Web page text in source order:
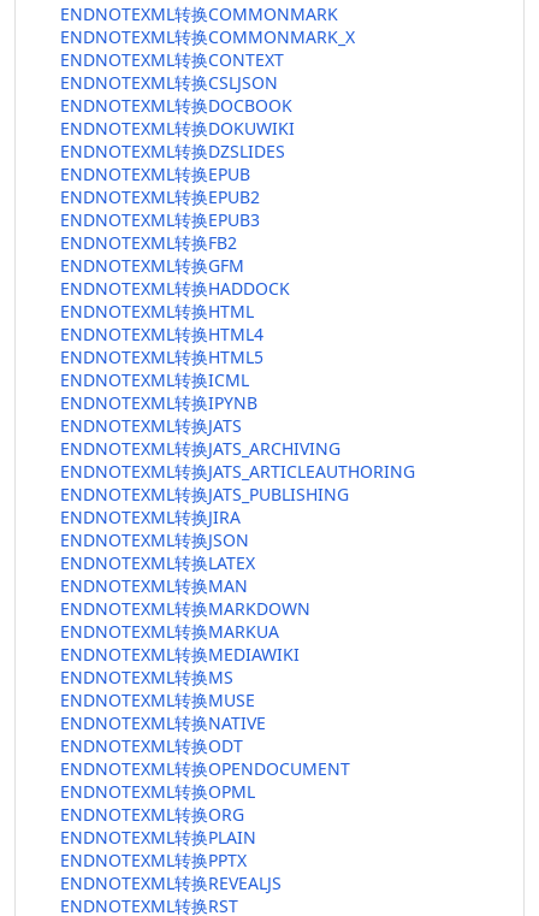
ENDNOTEXML转换COMMONMARK
ENDNOTEXML转换COMMONMARK_X
ENDNOTEXML转换CONTEXT
ENDNOTEXML转换CSLJSON
ENDNOTEXML转换DOCBOOK
ENDNOTEXML转换DOKUWIKI
ENDNOTEXML转换DZSLIDES
ENDNOTEXML转换EPUB
ENDNOTEXML转换EPUB2
ENDNOTEXML转换EPUB3
ENDNOTEXML转换FB2
ENDNOTEXML转换GFM
ENDNOTEXML转换HADDOCK
ENDNOTEXML转换HTML
ENDNOTEXML转换HTML4
ENDNOTEXML转换HTML5
ENDNOTEXML转换ICML
ENDNOTEXML转换IPYNB
ENDNOTEXML转换JATS
ENDNOTEXML转换JATS_ARCHIVING
ENDNOTEXML转换JATS_ARTICLEAUTHORING
ENDNOTEXML转换JATS_PUBLISHING
ENDNOTEXML转换JIRA
ENDNOTEXML转换JSON
ENDNOTEXML转换LATEX
ENDNOTEXML转换MAN
ENDNOTEXML转换MARKDOWN
ENDNOTEXML转换MARKUA
ENDNOTEXML转换MEDIAWIKI
ENDNOTEXML转换MS
ENDNOTEXML转换MUSE
ENDNOTEXML转换NATIVE
ENDNOTEXML转换ODT
ENDNOTEXML转换OPENDOCUMENT
ENDNOTEXML转换OPML
ENDNOTEXML转换ORG
ENDNOTEXML转换PLAIN
ENDNOTEXML转换PPTX
ENDNOTEXML转换REVEALJS
ENDNOTEXML转换RST